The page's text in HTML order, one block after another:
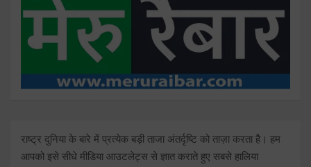
राष्ट्र दुनिया के बारे में प्रत्येक बड़ी ताजा अंतर्दृष्टि को ताज़ा करता है। हम
आपको इसे सीधे मीडिया आउटलेट्स से ज्ञात कराते हुए सबसे हालिया